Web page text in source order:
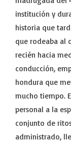
institución y
historia que
que rodeaba al
recién hacia
conducción,
hondura que
mucho tiempo.
personal a la
conjunto de
administrado,